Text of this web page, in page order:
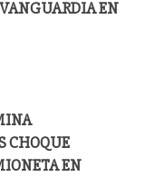
EN
CHOQUE
EN